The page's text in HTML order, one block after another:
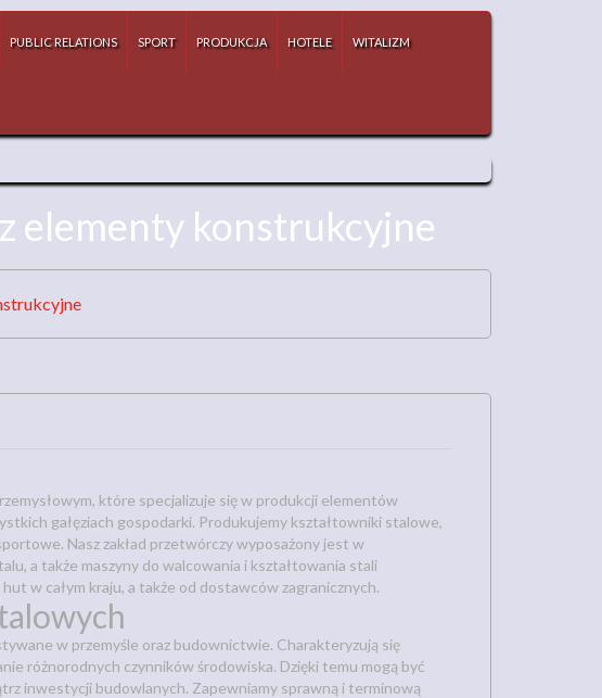
PUBLIC RELATIONS SPORT PRODUKCJA HOTELE WITALIZM
elementy konstrukcyjne
które specjalizuje się w produkcji elementów
gałęziach gospodarki. Produkujemy kształtowniki stalowe,
Nasz zakład przetwórczy wyposażony jest w
a także maszyny do walcowania i kształtowania stali
w całym kraju, a także od dostawców zagranicznych.
w przemyśle oraz budownictwie. Charakteryzują się
różnorodnych czynników środowiska. Dzięki temu mogą być
inwestycji budowlanych. Zapewniamy sprawną i terminową